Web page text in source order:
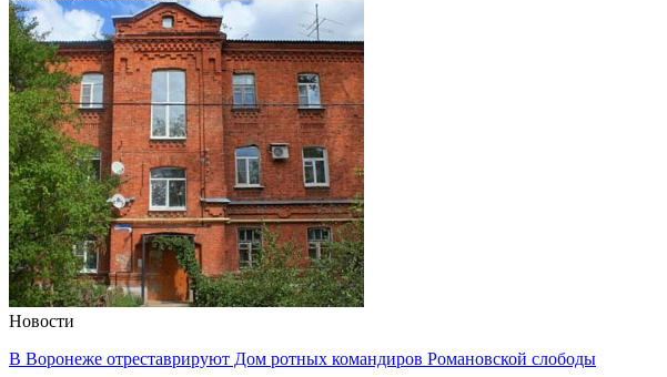
Новости
В Воронеже отреставрируют Дом ротных командиров Романовской слободы